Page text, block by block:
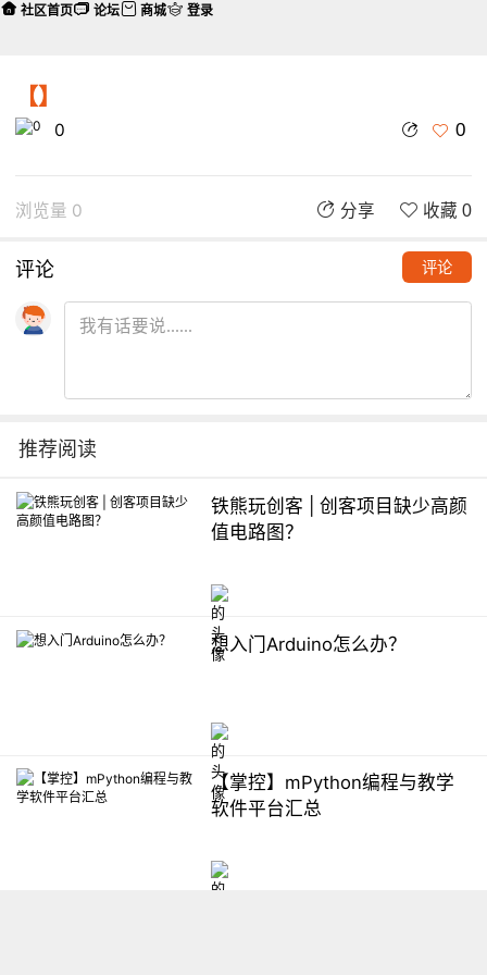
【】
0 0
浏览量 0 分享 收藏 0
评论 评论
推荐阅读
铁熊玩创客 | 创客项目缺少高颜
值电路图？
想入门Arduino怎么办？
【掌控】mPython编程与教学
软件平台汇总
社区首页 论坛 商城 登录